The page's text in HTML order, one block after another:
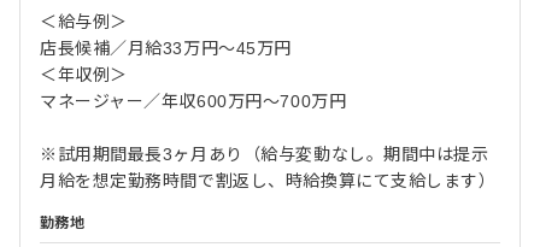
＜給与例＞
店長候補／月給33万円～45万円
＜年収例＞
マネージャー／年収600万円～700万円
※試用期間最長3ヶ月あり（給与変動なし。期間中は提示
月給を想定勤務時間で割返し、時給換算にて支給します）
勤務地